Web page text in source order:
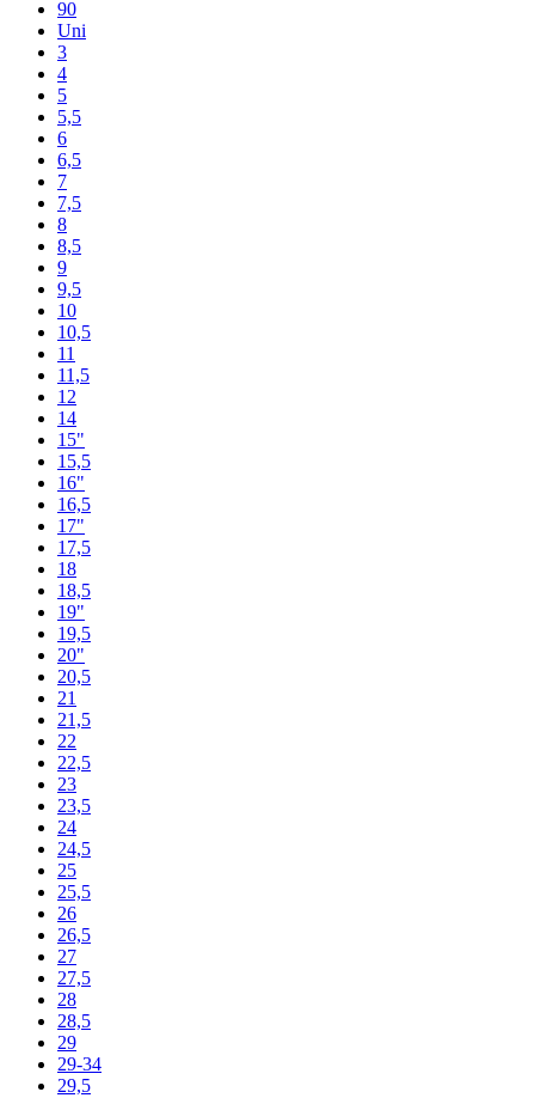
90
Uni
3
4
5
5,5
6
6,5
7
7,5
8
8,5
9
9,5
10
10,5
11
11,5
12
14
15"
15,5
16"
16,5
17"
17,5
18
18,5
19"
19,5
20"
20,5
21
21,5
22
22,5
23
23,5
24
24,5
25
25,5
26
26,5
27
27,5
28
28,5
29
29-34
29,5